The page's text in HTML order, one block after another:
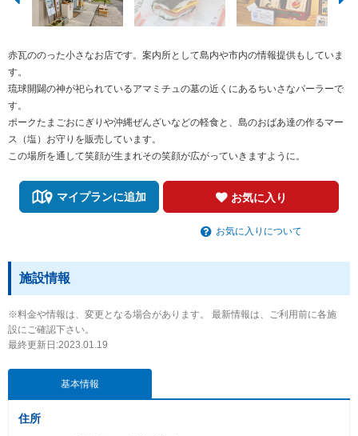
赤瓦ののった小さなお店です。案内所として島内や市内の情報提供もしていま
す。
琉球開闢の神が祀られているアマミチュの墓の近くにあるちいさなパーラーで
す。
ポークたまごおにぎりや沖縄ぜんざいなどの軽食と、島のおばあ達の作るマー
ス（塩）お守りを販売しています。
この場所を通して笑顔が生まれその笑顔が広がっていきますように。
マイプランに追加 お気に入り
お気に入りについて
施設情報
※料金や情報は、変更となる場合があります。 最新情報は、ご利用前に各施
設にご確認下さい。
最終更新日:2023.01.19
基本情報
住所